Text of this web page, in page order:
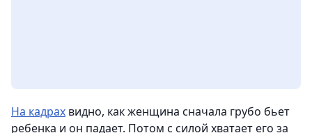
На кадрах видно, как женщина сначала грубо бьет
ребенка и он падает. Потом с силой хватает его за